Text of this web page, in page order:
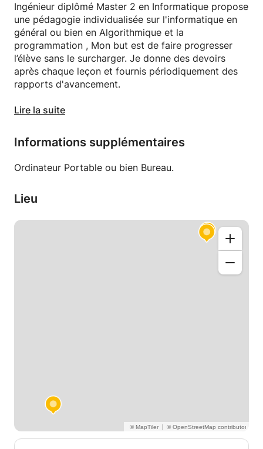
Ingénieur diplômé Master 2 en Informatique propose
une pédagogie individualisée sur l'informatique en
général ou bien en Algorithmique et la
programmation , Mon but est de faire progresser
l’élève sans le surcharger. Je donne des devoirs
après chaque leçon et fournis périodiquement des
rapports d'avancement.
Ce cours est pour les débutants et les étudiants au
programmé des fonctions et de réfléchir comme un
professionnel dans le domaine .
Lire la suite
Informations supplémentaires
Ordinateur Portable ou bien Bureau.
Lieu
|